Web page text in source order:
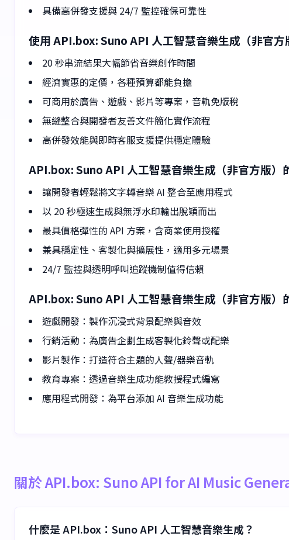
具備高併發支援與 24/7 監控確保可靠性
使用 API.box: Suno API 人工智慧音樂生成（非官方
20 秒串流結果大幅節省音樂創作時間
經濟實惠的定價，各種預算都能負擔
可商用於廣告、遊戲、影片等專案，音軌免版稅
無縫整合與開發者友善文件簡化實作流程
高併發效能與即時客服支援提供穩定體驗
API.box: Suno API 人工智慧音樂生成（非官方版）
讓開發者輕鬆將文字轉音樂 AI 整合至應用程式
以 20 秒極速生成與無浮水印輸出脫穎而出
最具價格彈性的 API 方案，含商業使用授權
兼具穩定性、客製化與擴展性，適用多元場景
24/7 監控與透明呼叫追蹤機制值得信賴
API.box: Suno API 人工智慧音樂生成（非官方版）
遊戲開發：製作沉浸式背景配樂與音效
行銷活動：為廣告企劃生成客製化鈴聲或配樂
影片製作：打造符合主題的人聲/器樂音軌
教育專案：透過音樂生成功能教授程式編寫
應用程式開發：為平台添加 AI 音樂生成功能
關於 API.box: Suno API for AI Music
什麼是 API.box：Suno API 人工智慧音樂生成？